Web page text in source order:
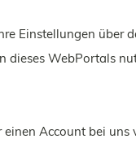
Einstellungen
WebPortals
Account bei